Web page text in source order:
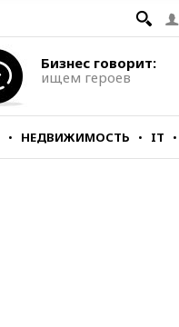
Бизнес говорит:
ищем героев
НЕДВИЖИМОСТЬ IT